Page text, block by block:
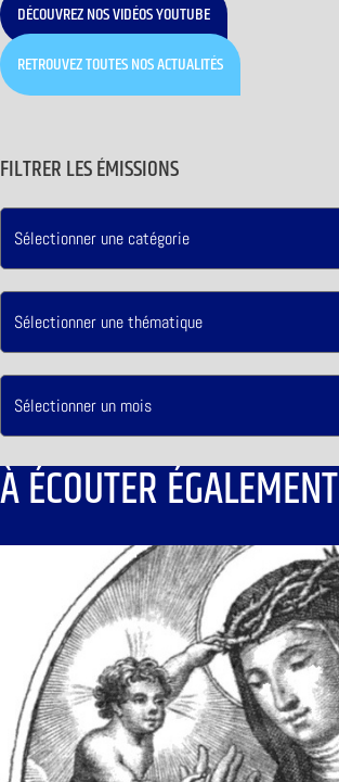
DÉCOUVREZ NOS VIDÉOS YOUTUBE
RETROUVEZ TOUTES NOS ACTUALITÉS
FILTRER LES ÉMISSIONS
À ÉCOUTER ÉGALEMENT